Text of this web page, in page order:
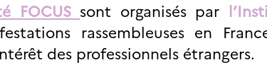
FOCUS sont organisés par
rassembleuses en
des professionnels étrangers.